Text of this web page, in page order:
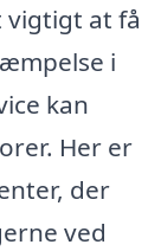
at få
i
kan
Her er
der
ved